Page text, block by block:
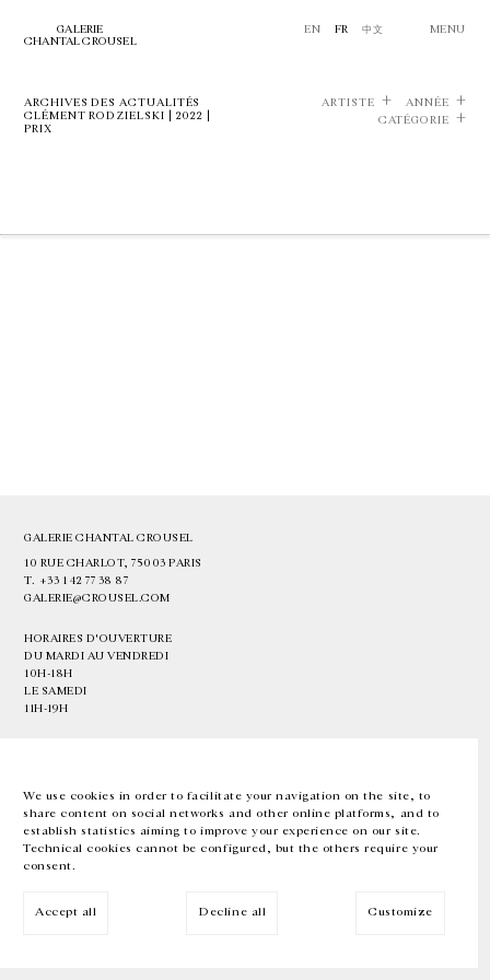
We use cookies in order to facilitate your navigation on the site, to
share content on social networks and other online platforms, and to
establish statistics aiming to improve your experience on our site.
Technical cookies cannot be configured, but the others require your
consent.
Accept all Decline all Customize
GALERIE
CHANTAL CROUSEL
EN FR 中文 MENU
ARCHIVES DES ACTUALITÉS
CLÉMENT RODZIELSKI | 2022 |
PRIX
ARTISTE
ANNÉE
CATÉGORIE
GALERIE CHANTAL CROUSEL
10 RUE CHARLOT, 75003 PARIS
T. +33 1 42 77 38 87
GALERIE@CROUSEL.COM
HORAIRES D'OUVERTURE
DU MARDI AU VENDREDI
10H-18H
LE SAMEDI
11H-19H
EN FR 中文 Facebook Instagram
Inscrivez-vous à notre newsletter